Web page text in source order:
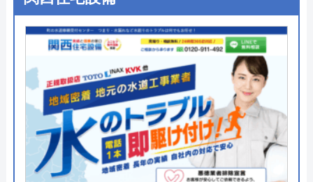
運営会社 株式会社クラシアン
代表者 今田健治
創業・設立 1991年6月21日創業
所在地
〒222-0033
横浜市港北区新横浜3-1-9 アリーナタ
●出張見積もり 出張見積もり無料
●支払い方法 ―
●累計実績 ―
●保証・保険 ―
詳細は公式HPでご確認ください
近畿水道サポートセンターがおすすめの理